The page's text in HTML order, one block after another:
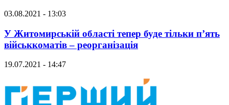
03.08.2021 - 13:03
У Житомирській області тепер буде тільки п’ять
військкоматів – реорганізація
19.07.2021 - 14:47